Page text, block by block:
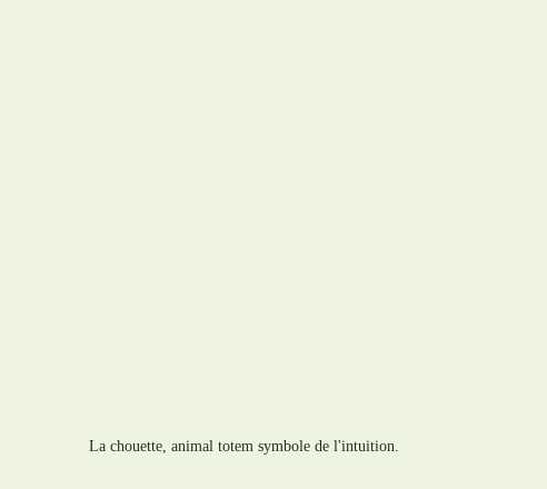
La chouette, animal totem symbole de l'intuition.